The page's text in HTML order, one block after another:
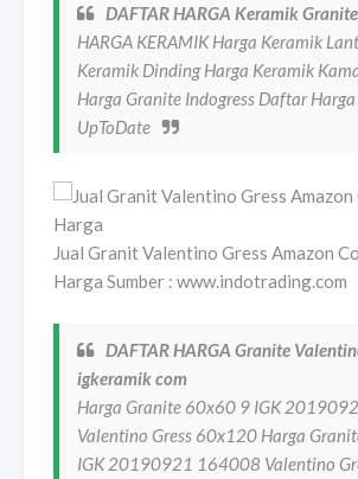
DAFTAR HARGA Keramik
HARGA KERAMIK Harga Keramik
Keramik Dinding Harga Keramik
Harga Granite Indogress Daftar
UpToDate
Jual Granit Valentino Gress Amazon
Harga Sumber : www.indotrading.com
DAFTAR HARGA Granite
igkeramik com
Harga Granite 60x60 9 IGK
Valentino Gress 60x120 Harga
IGK 20190921 164008 Valentino